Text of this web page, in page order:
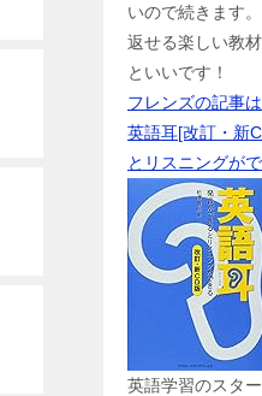
いので続きます
返せる楽しい教
といいです！
フレンズの記事
英語耳[改訂・新
とリスニングが
英語学習のスタ